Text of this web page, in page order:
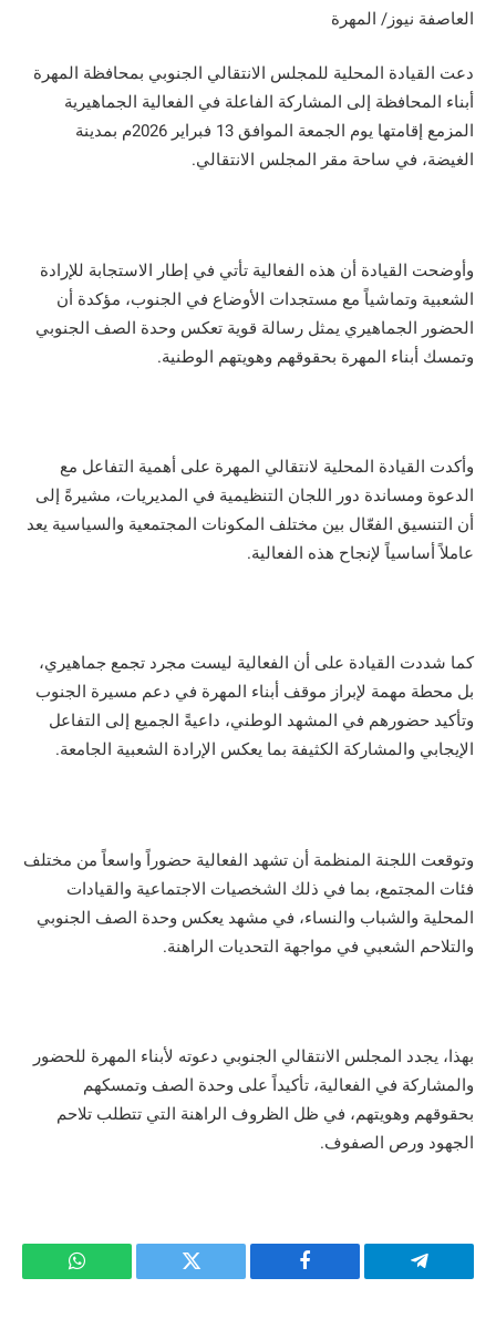
العاصفة نيوز/ المهرة
دعت القيادة المحلية للمجلس الانتقالي الجنوبي بمحافظة المهرة
أبناء المحافظة إلى المشاركة الفاعلة في الفعالية الجماهيرية
المزمع إقامتها يوم الجمعة الموافق 13 فبراير 2026م بمدينة
الغيضة، في ساحة مقر المجلس الانتقالي.
وأوضحت القيادة أن هذه الفعالية تأتي في إطار الاستجابة للإرادة
الشعبية وتماشياً مع مستجدات الأوضاع في الجنوب، مؤكدة أن
الحضور الجماهيري يمثل رسالة قوية تعكس وحدة الصف الجنوبي
وتمسك أبناء المهرة بحقوقهم وهويتهم الوطنية.
وأكدت القيادة المحلية لانتقالي المهرة على أهمية التفاعل مع
الدعوة ومساندة دور اللجان التنظيمية في المديريات، مشيرةً إلى
أن التنسيق الفعّال بين مختلف المكونات المجتمعية والسياسية يعد
عاملاً أساسياً لإنجاح هذه الفعالية.
كما شددت القيادة على أن الفعالية ليست مجرد تجمع جماهيري،
بل محطة مهمة لإبراز موقف أبناء المهرة في دعم مسيرة الجنوب
وتأكيد حضورهم في المشهد الوطني، داعيةً الجميع إلى التفاعل
الإيجابي والمشاركة الكثيفة بما يعكس الإرادة الشعبية الجامعة.
وتوقعت اللجنة المنظمة أن تشهد الفعالية حضوراً واسعاً من مختلف
فئات المجتمع، بما في ذلك الشخصيات الاجتماعية والقيادات
المحلية والشباب والنساء، في مشهد يعكس وحدة الصف الجنوبي
والتلاحم الشعبي في مواجهة التحديات الراهنة.
بهذا، يجدد المجلس الانتقالي الجنوبي دعوته لأبناء المهرة للحضور
والمشاركة في الفعالية، تأكيداً على وحدة الصف وتمسكهم
بحقوقهم وهويتهم، في ظل الظروف الراهنة التي تتطلب تلاحم
الجهود ورص الصفوف.
تيلقرام فيسبوك تويتر واتساب